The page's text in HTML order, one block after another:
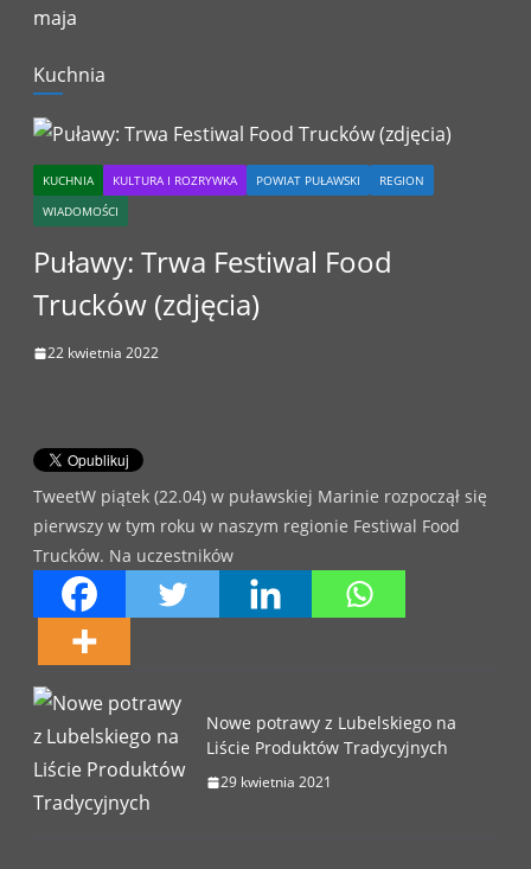
Kuchnia
KUCHNIA KULTURA I ROZRYWKA POWIAT PUŁAWSKI
REGION
WIADOMOŚCI
Puławy: Trwa Festiwal Food
Trucków (zdjęcia)
22 kwietnia 2022
TweetW piątek (22.04) w puławskiej Marinie rozpoczął się
pierwszy w tym roku w naszym regionie Festiwal Food
Trucków. Na uczestników
Nowe potrawy z Lubelskiego na
Liście Produktów Tradycyjnych
29 kwietnia 2021